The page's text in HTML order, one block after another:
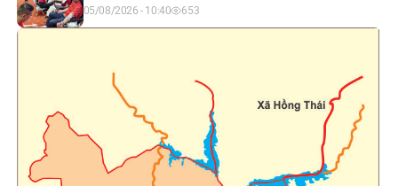
05/08/2026 - 10:40 653